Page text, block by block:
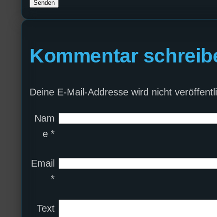
Kommentar
Deine E-Mail-Addresse wird nicht
Nam
e *
Email
*
Text